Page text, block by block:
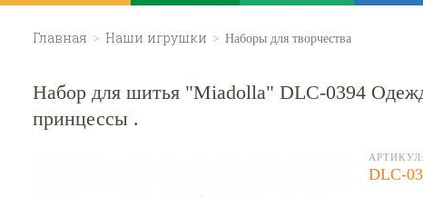
Главная > Наши игрушки > Наборы для творчества
Набор для шитья "Miadolla" DLC-0394
принцессы .
АРТИКУЛ:
DLC-